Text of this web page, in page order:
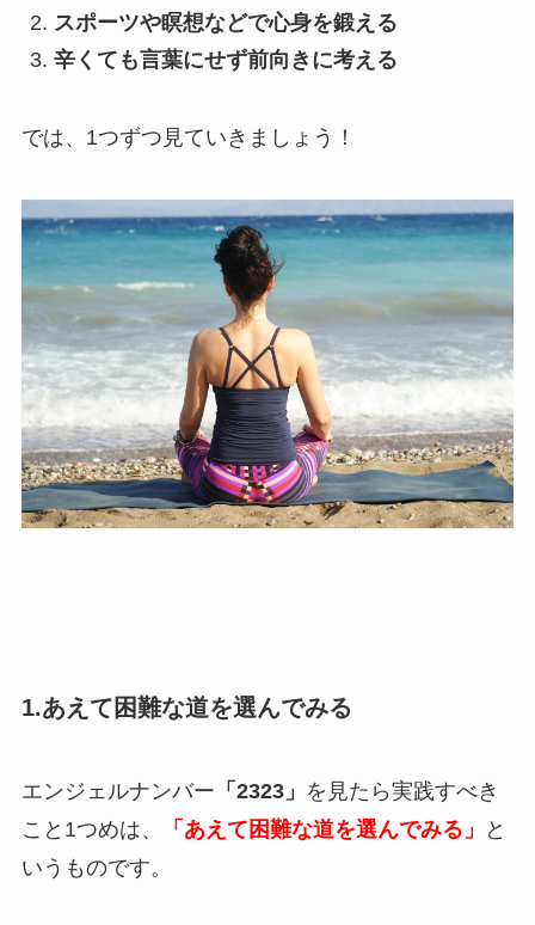
スポーツや瞑想などで心身を鍛える
辛くても言葉にせず前向きに考える
では、1つずつ見ていきましょう！
1.あえて困難な道を選んでみる
エンジェルナンバー 「2323」 を見たら実践すべき
こと1つめは、
「あえて困難な道を選んでみる」
と
いうものです。